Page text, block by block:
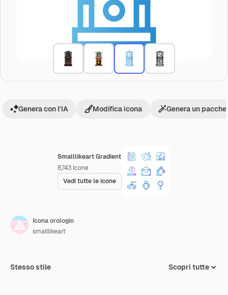
Smalllikeart Gradient
8,743 Icone
Vedi tutte le icone
Genera con l'IA Modifica icona Genera un
Icona orologio
smalllikeart
Stesso stile Scopri tutte